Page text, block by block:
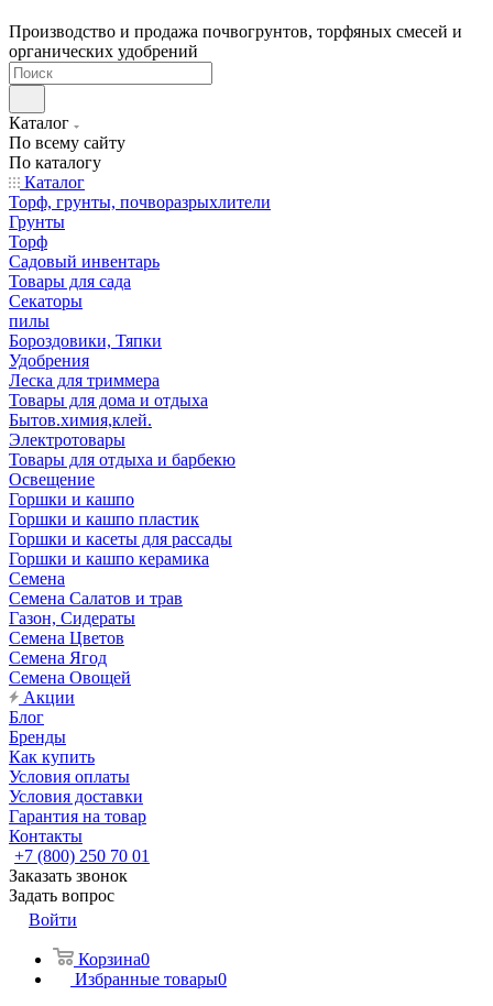
Производство и продажа почвогрунтов, торфяных смесей и
органических удобрений
Каталог
По всему сайту
По каталогу
Каталог
Торф, грунты, почворазрыхлители
Грунты
Торф
Садовый инвентарь
Товары для сада
Секаторы
пилы
Бороздовики, Тяпки
Удобрения
Леска для триммера
Товары для дома и отдыха
Бытов.химия,клей.
Электротовары
Товары для отдыха и барбекю
Освещение
Горшки и кашпо
Горшки и кашпо пластик
Горшки и касеты для рассады
Горшки и кашпо керамика
Семена
Семена Салатов и трав
Газон, Сидераты
Семена Цветов
Семена Ягод
Семена Овощей
Акции
Блог
Бренды
Как купить
Условия оплаты
Условия доставки
Гарантия на товар
Контакты
+7 (800) 250 70 01
Заказать звонок
Задать вопрос
Войти
Корзина0
Избранные товары0